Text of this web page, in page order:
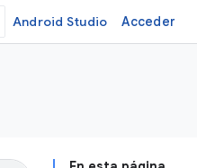
Android Studio Acceder